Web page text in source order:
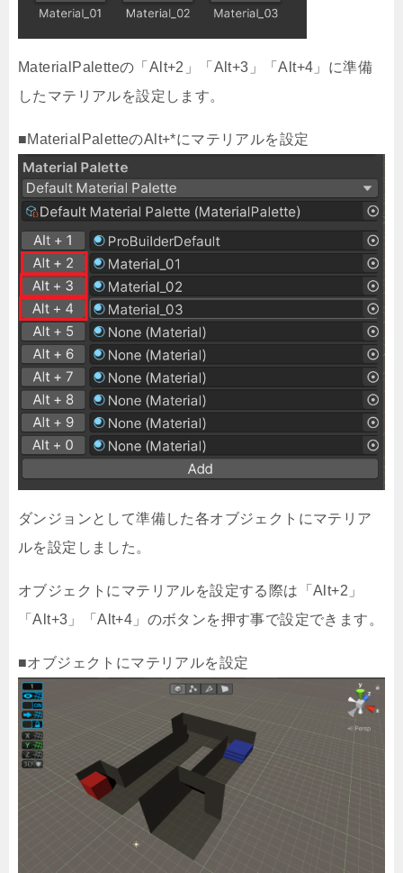
MaterialPaletteの「Alt+2」「Alt+3」「Alt+4」に準備
したマテリアルを設定します。
■MaterialPaletteのAlt+*にマテリアルを設定
ダンジョンとして準備した各オブジェクトにマテリア
ルを設定しました。
オブジェクトにマテリアルを設定する際は「Alt+2」
「Alt+3」「Alt+4」のボタンを押す事で設定できます。
■オブジェクトにマテリアルを設定